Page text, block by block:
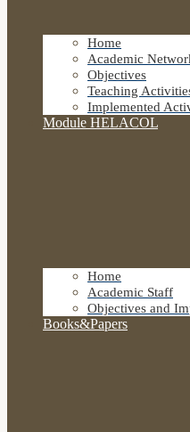
Home
Academic
Objectives
Teaching
Implemented
Module HELACOL
Home
Academic Staff
Objectives and
Books&Papers